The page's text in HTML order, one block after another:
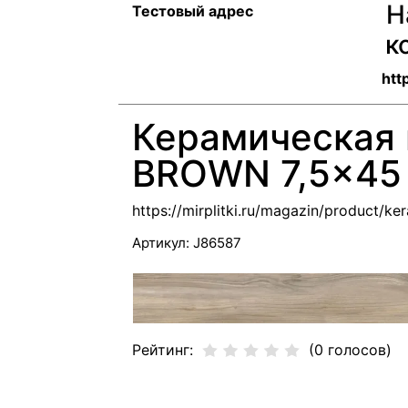
Тестовый адрес
Керамическая
BROWN 7,5x45
https://mirplitki.ru/magazin/product/
Артикул: J86587
Рейтинг: (0 голосов)